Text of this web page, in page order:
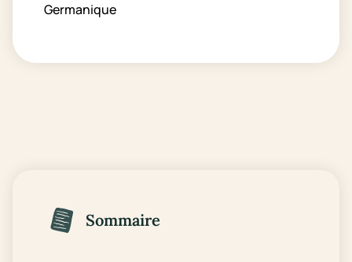
Germanique
Sommaire